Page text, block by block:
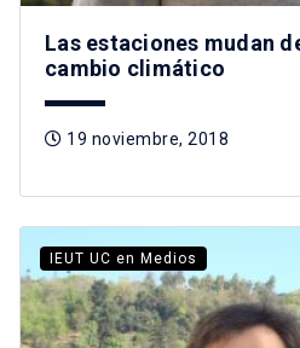
Las estaciones mudan
cambio climático
19 noviembre, 2018
IEUT UC en Medios